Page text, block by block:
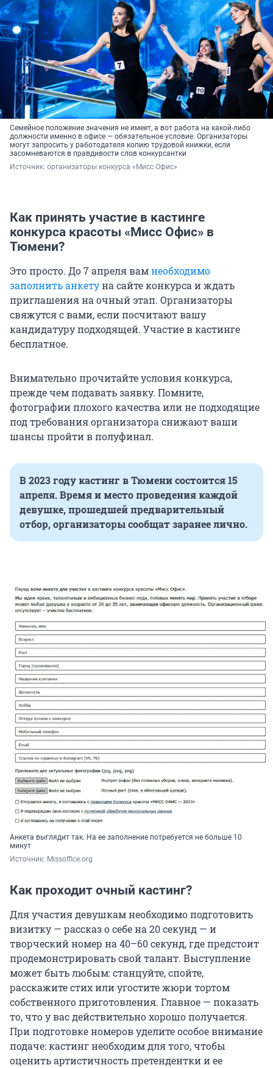
Семейное положение значения не имеет, а вот работа на какой-либо
должности именно в офисе — обязательное условие. Организаторы
могут запросить у работодателя копию трудовой книжки, если
засомневаются в правдивости слов конкурсантки
Источник: организаторы конкурса «Мисс Офис»
Как принять участие в кастинге
конкурса красоты «Мисс Офис» в
Тюмени?
Это просто. До 7 апреля вамнеобходимо
заполнить анкетуна сайте конкурса и ждать
приглашения на очный этап. Организаторы
свяжутся с вами, если посчитают вашу
кандидатуру подходящей. Участие в кастинге
бесплатное.
Внимательно прочитайте условия конкурса,
прежде чем подавать заявку. Помните,
фотографии плохого качества или не подходящие
под требования организатора снижают ваши
шансы пройти в полуфинал.
В 2023 году кастинг в Тюмени состоится 15
апреля. Время и место проведения каждой
девушке, прошедшей предварительный
отбор, организаторы сообщат заранее лично.
Анкета выглядит так. На ее заполнение потребуется не больше 10
минут
Источник: Missoffice.org
Как проходит очный кастинг?
Для участия девушкам необходимо подготовить
визитку — рассказ о себе на 20 секунд — и
творческий номер на 40–60 секунд, где предстоит
продемонстрировать свой талант. Выступление
может быть любым: станцуйте, спойте,
расскажите стих или угостите жюри тортом
собственного приготовления. Главное — показать
то, что у вас действительно хорошо получается.
При подготовке номеров уделите особое внимание
подаче: кастинг необходим для того, чтобы
оценить артистичность претендентки и ее